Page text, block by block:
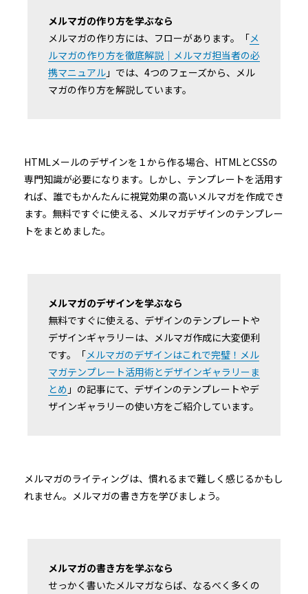
メルマガの作り方を学ぶなら
メルマガの作り方には、フローがあります。「メ
ルマガの作り方を徹底解説｜メルマガ担当者の必
携マニュアル 」では、4つのフェーズから、メル
マガの作り方を解説しています。
HTMLメールのデザインを１から作る場合、HTMLとCSSの
専門知識が必要になります。しかし、テンプレートを活用す
れば、誰でもかんたんに視覚効果の高いメルマガを作成でき
ます。無料ですぐに使える、メルマガデザインのテンプレー
トをまとめました。
メルマガのデザインを学ぶなら
無料ですぐに使える、デザインのテンプレートや
デザインギャラリーは、メルマガ作成に大変便利
です。「メルマガのデザインはこれで完璧！メル
マガテンプレート活用術とデザインギャラリーま
とめ 」の記事にて、デザインのテンプレートやデ
ザインギャラリーの使い方をご紹介しています。
メルマガのライティングは、慣れるまで難しく感じるかもし
れません。メルマガの書き方を学びましょう。
メルマガの書き方を学ぶなら
せっかく書いたメルマガならば、なるべく多くの